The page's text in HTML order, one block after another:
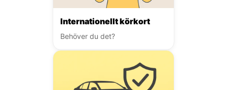
Internationellt körkort
Behöver du det?